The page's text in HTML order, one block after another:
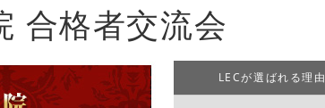
合格者交流会
LECが選ばれる理由